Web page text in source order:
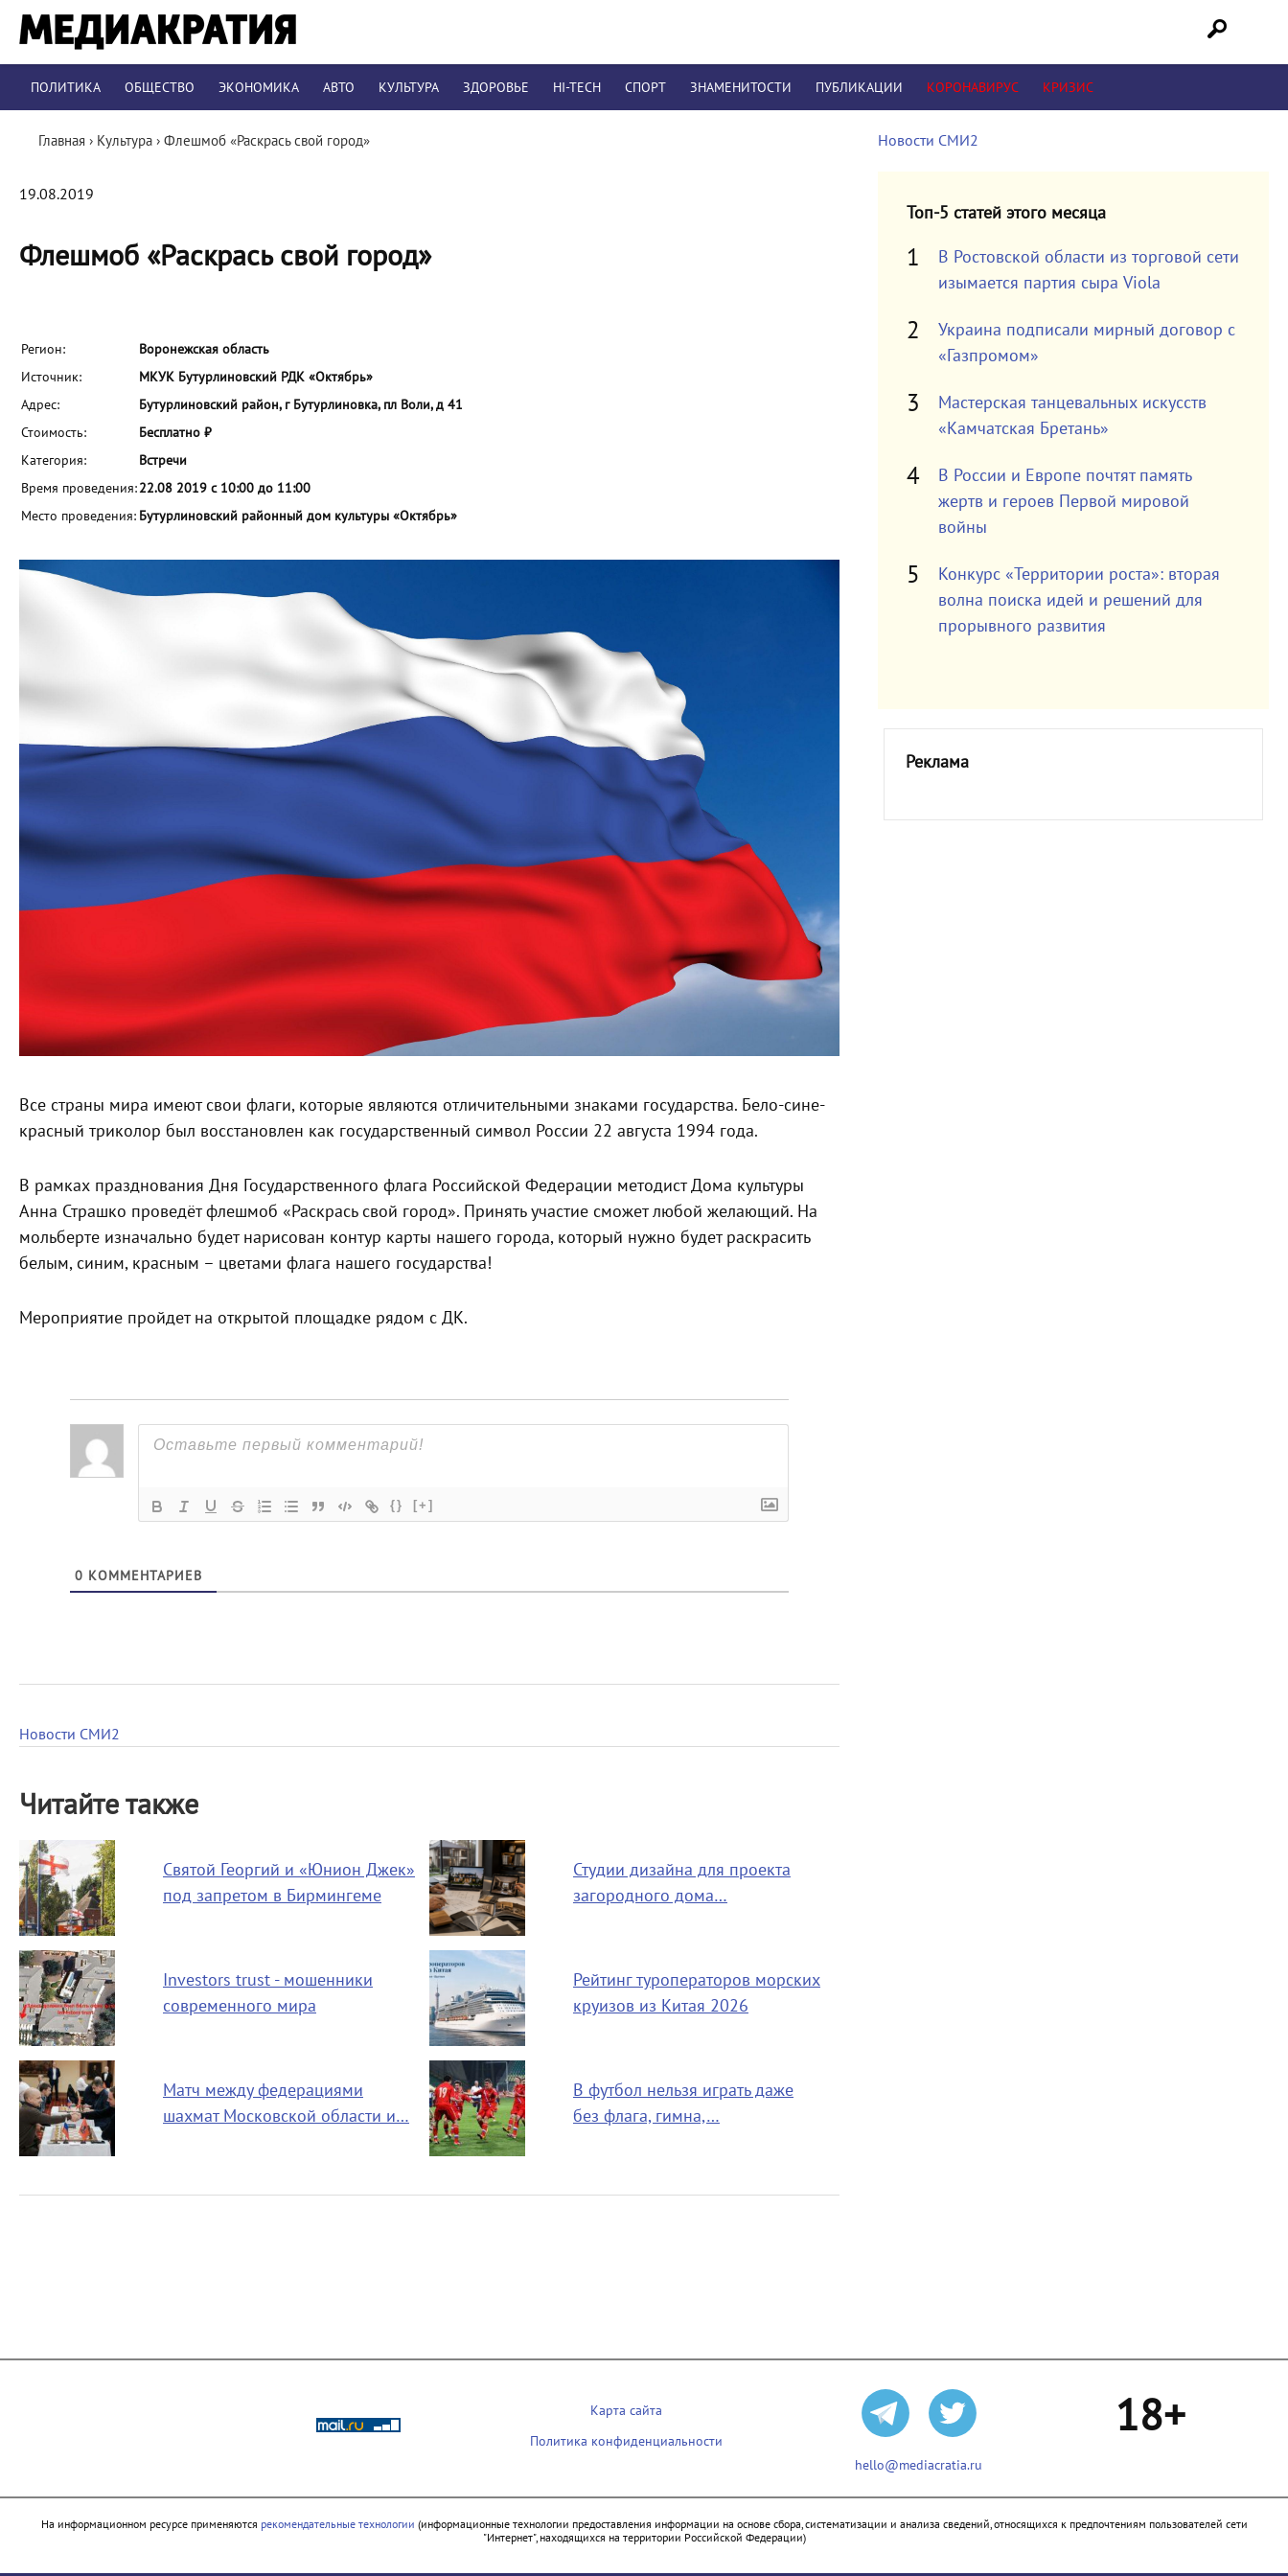
ПОЛИТИКА ОБЩЕСТВО ЭКОНОМИКА АВТО КУЛЬТУРА ЗДОРОВЬЕ HI-TECH СПОРТ ЗНАМЕНИТОСТИ ПУБЛИКАЦИИ КОРОНАВИРУС КРИЗИС
Главная › Культура › Флешмоб «Раскрась свой город»
19.08.2019
Флешмоб «Раскрась свой город»
Регион:
Воронежская область
Источник:
МКУК Бутурлиновский РДК «Октябрь»
Адрес:
Бутурлиновский район, г Бутурлиновка, пл Воли, д 41
Стоимость:
Бесплатно ₽
Категория:
Встречи
Время проведения:22.08 2019 с 10:00 до 11:00
Место проведения: Бутурлиновский районный дом культуры «Октябрь»
Все страны мира имеют свои флаги, которые являются отличительными знаками государства. Бело-сине-
красный триколор был восстановлен как государственный символ России 22 августа 1994 года.
В рамках празднования Дня Государственного флага Российской Федерации методист Дома культуры
Анна Страшко проведёт флешмоб «Раскрась свой город». Принять участие сможет любой желающий. На
мольберте изначально будет нарисован контур карты нашего города, который нужно будет раскрасить
белым, синим, красным – цветами флага нашего государства!
Мероприятие пройдет на открытой площадке рядом с ДК.
{} [+]
0 КОММЕНТАРИЕВ
Новости СМИ2
Читайте также
Святой Георгий и «Юнион Джек»
под запретом в Бирмингеме
Студии дизайна для проекта
загородного дома…
Investors trust - мошенники
современного мира
Рейтинг туроператоров морских
круизов из Китая 2026
Матч между федерациями
шахмат Московской области и…
В футбол нельзя играть даже
без флага, гимна,…
Новости СМИ2
Топ-5 статей этого месяца
В Ростовской области из торговой сети
изымается партия сыра Viola
Украина подписали мирный договор с
«Газпромом»
Мастерская танцевальных искусств
«Камчатская Бретань»
В России и Европе почтят память
жертв и героев Первой мировой
войны
Конкурс «Территории роста»: вторая
волна поиска идей и решений для
прорывного развития
Реклама
Карта сайта
Политика конфиденциальности
hello@mediacratia.ru
18+
На информационном ресурсе применяются рекомендательные технологии (информационные технологии предоставления информации на основе сбора, систематизации и анализа сведений, относящихся к предпочтениям пользователей сети
"Интернет", находящихся на территории Российской Федерации)